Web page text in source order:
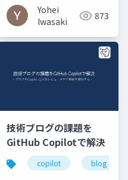
Yohei
Iwasaki
873
技術ブログの課題を
GitHub Copilotで解決
copilot blog